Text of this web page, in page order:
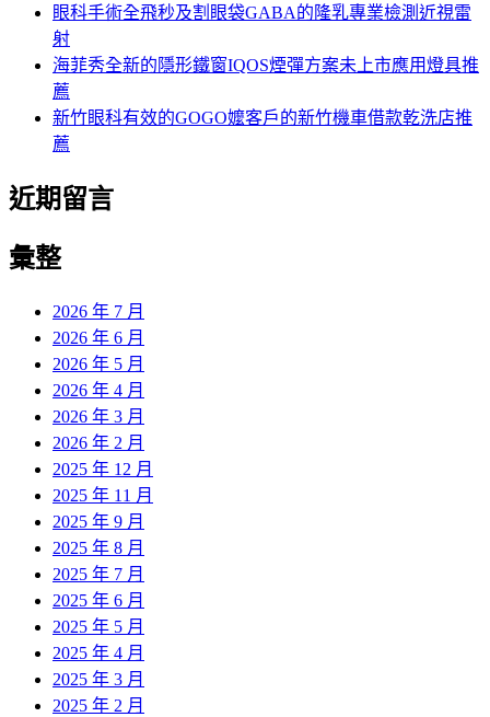
眼科手術全飛秒及割眼袋GABA的隆乳專業檢測近視雷
射
海菲秀全新的隱形鐵窗IQOS煙彈方案未上市應用燈具推
薦
新竹眼科有效的GOGO嬤客戶的新竹機車借款乾洗店推
薦
近期留言
彙整
2026 年 7 月
2026 年 6 月
2026 年 5 月
2026 年 4 月
2026 年 3 月
2026 年 2 月
2025 年 12 月
2025 年 11 月
2025 年 9 月
2025 年 8 月
2025 年 7 月
2025 年 6 月
2025 年 5 月
2025 年 4 月
2025 年 3 月
2025 年 2 月